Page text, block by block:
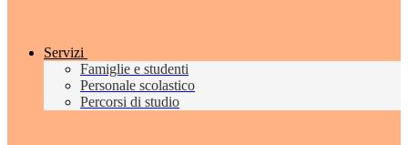
Servizi
Famiglie e studenti
Personale scolastico
Percorsi di studio